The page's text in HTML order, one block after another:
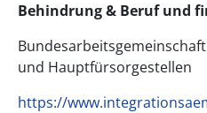
Behindrung & Beruf und
und Hauptfürsorgestellen
https://